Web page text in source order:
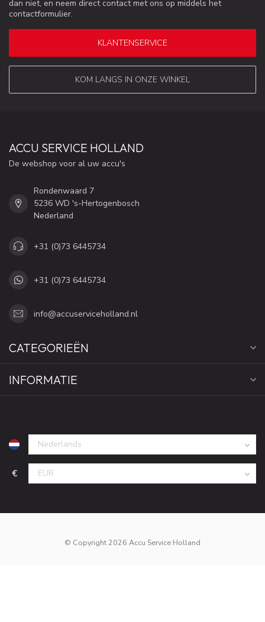
dan niet, en neem direct contact met ons op middels het
contactformulier.
KLANTENSERVICE
KOM LANGS IN ONZE WINKEL
ACCU SERVICE HOLLAND
De webshop voor al uw accu's
Rondenwaard 7
5236 WD 's-Hertogenbosch
Nederland
+31 (0)73 6445734
+31 (0)73 6445734
info@accuserviceholland.nl
CATEGORIEËN
INFORMATIE
€
© Copyright 2026 Accu Service Holland